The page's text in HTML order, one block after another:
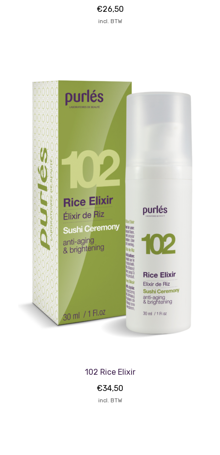
€26,50
incl. BTW
102 Rice Elixir
€34,50
incl. BTW